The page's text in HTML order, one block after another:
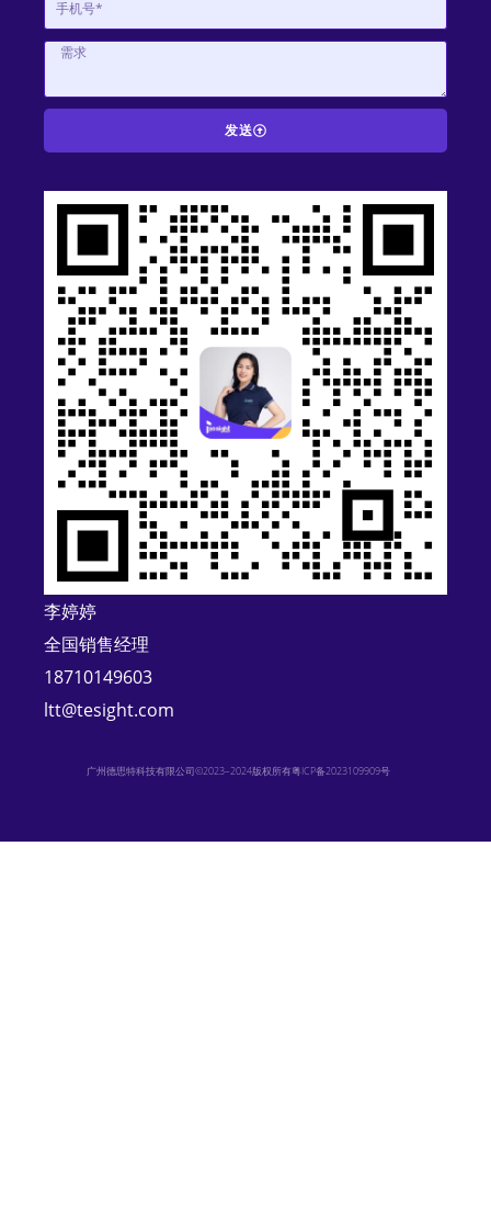
发送
:
李婷婷
全国销售经理
18710149603
ltt@tesight.com
广州德思特科技有限公司©2023–2024版权所有粤ICP备2023109909号